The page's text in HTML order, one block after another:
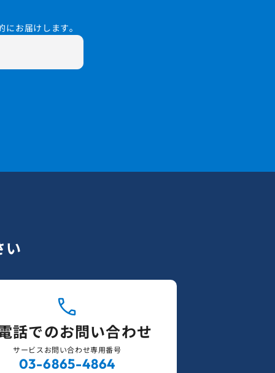
お届けします。
い
話でのお問い合わせ
サービスお問い合わせ専用番号
03-6865-4864